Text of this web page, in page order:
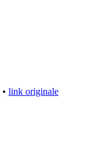
• link originale